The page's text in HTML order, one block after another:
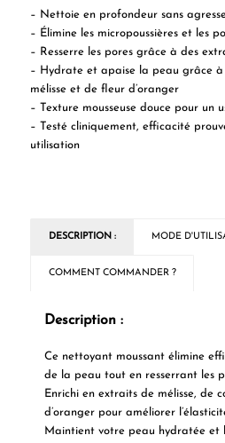
– Nettoie en profondeur sans
– Élimine les micropoussières et les
– Resserre les pores grâce à des
– Hydrate et apaise la peau grâce à
mélisse et de fleur d’oranger
– Texture mousseuse douce pour un
– Testé cliniquement, efficacité
utilisation
DESCRIPTION : MODE
COMMENT COMMANDER ?
Description :
Ce nettoyant moussant élimine
de la peau tout en resserrant les
Enrichi en extraits de mélisse, de
d’oranger pour améliorer
Maintient votre peau hydratée et